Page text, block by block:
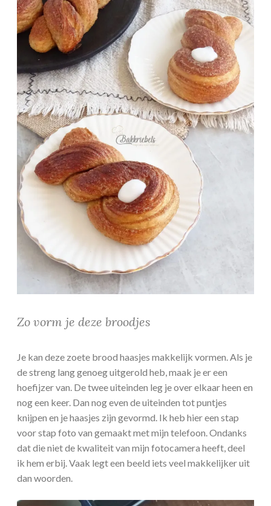
Zo vorm je deze broodjes
Je kan deze zoete brood haasjes makkelijk vormen. Als je
de streng lang genoeg uitgerold heb, maak je er een
hoefijzer van. De twee uiteinden leg je over elkaar heen en
nog een keer. Dan nog even de uiteinden tot puntjes
knijpen en je haasjes zijn gevormd. Ik heb hier een stap
voor stap foto van gemaakt met mijn telefoon. Ondanks
dat die niet de kwaliteit van mijn fotocamera heeft, deel
ik hem erbij. Vaak legt een beeld iets veel makkelijker uit
dan woorden.